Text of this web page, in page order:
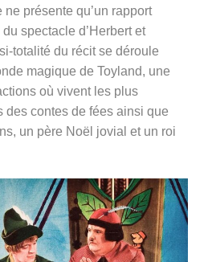
ne présente qu’un rapport
spectacle d’Herbert et
totalité du récit se déroule
magique de Toyland, une
où vivent les plus
des contes de fées ainsi que
un père Noël jovial et un roi